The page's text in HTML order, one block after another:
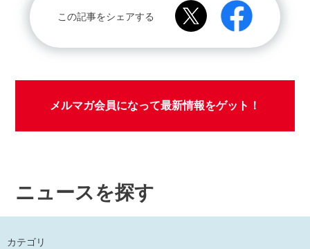
この記事をシェアする
メルマガ会員になって最新情報をゲット！
ニュースを探す
カテゴリ